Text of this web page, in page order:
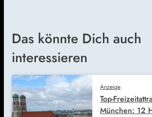
Das könnte Dich auch
interessieren
Anzeige
Top-
München: 12